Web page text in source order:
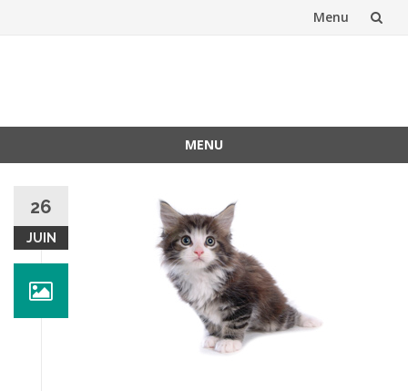
Menu
MENU
contenu
26
JUIN